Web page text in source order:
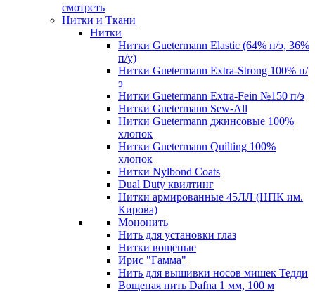
смотреть
Нитки и Ткани
Нитки
Нитки Guetermann Elastic (64% п/э, 36%
п/у)
Нитки Guetermann Extra-Strong 100% п/
э
Нитки Guetermann Extra-Fein №150 п/э
Нитки Guetermann Sew-All
Нитки Guetermann джинсовые 100%
хлопок
Нитки Guetermann Quilting 100%
хлопок
Нитки Nylbond Coats
Dual Duty квилтинг
Нитки армированные 45ЛЛ (НПК им.
Кирова)
Мононить
Нить для установки глаз
Нитки вощеные
Ирис "Гамма"
Нить для вышивки носов мишек Тедди
Вощеная нить Dafna 1 мм, 100 м